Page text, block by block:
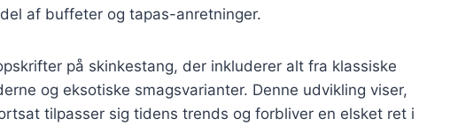
af buffeter og tapas-anretninger.
på skinkestang, der inkluderer alt fra klassiske
og eksotiske smagsvarianter. Denne udvikling viser,
tilpasser sig tidens trends og forbliver en elsket ret i